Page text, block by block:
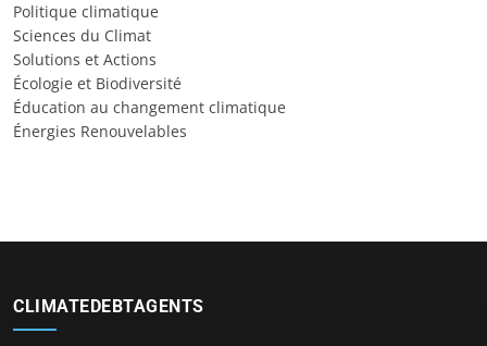
Politique climatique
Sciences du Climat
Solutions et Actions
Écologie et Biodiversité
Éducation au changement climatique
Énergies Renouvelables
CLIMATEDEBTAGENTS